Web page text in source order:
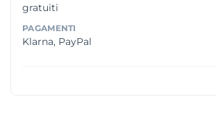
gratuiti
PAGAMENTI
Klarna, PayPal